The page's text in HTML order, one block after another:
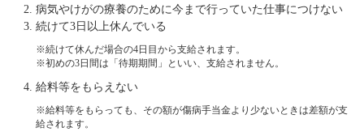
病気やけがの療養のために今まで行っていた仕事につけない
続けて3日以上休んでいる
※続けて休んだ場合の4日目から支給されます。
※初めの3日間は「待期期間」といい、支給されません。
給料等をもらえない
※給料等をもらっても、その額が傷病手当金より少ないときは差額が支
給されます。